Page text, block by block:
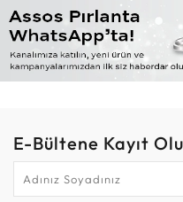
E-Bültene Kayıt